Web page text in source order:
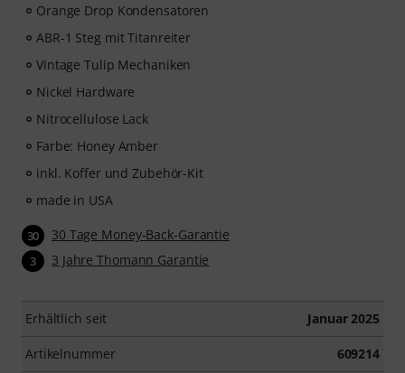
Orange Drop Kondensatoren
ABR-1 Steg mit Titanreiter
Vintage Tulip Mechaniken
Nickel Hardware
Nitrocellulose Lack
Farbe: Honey Amber
inkl. Koffer und Zubehör-Kit
made in USA
30 30 Tage Money-Back-Garantie
3 3 Jahre Thomann Garantie
Erhältlich seit Januar 2025
Artikelnummer 609214